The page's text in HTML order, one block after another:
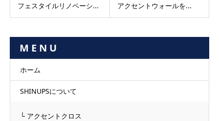
フェスタイルリノベーシ...
アクセントウォールを...
M E N U
ホーム
SHINUPSについて
└ アクセントクロス